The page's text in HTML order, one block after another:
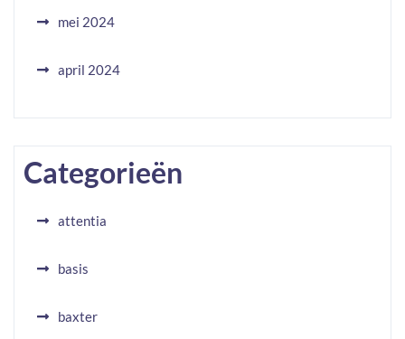
mei 2024
april 2024
Categorieën
attentia
basis
baxter